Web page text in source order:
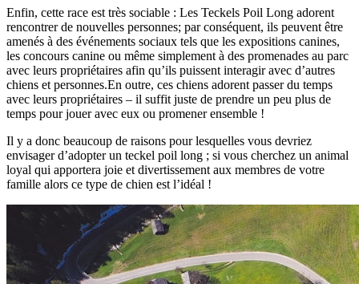
Enfin, cette race est très sociable : Les Teckels Poil Long adorent
rencontrer de nouvelles personnes; par conséquent, ils peuvent être
amenés à des événements sociaux tels que les expositions canines,
les concours canine ou même simplement à des promenades au parc
avec leurs propriétaires afin qu’ils puissent interagir avec d’autres
chiens et personnes.En outre, ces chiens adorent passer du temps
avec leurs propriétaires – il suffit juste de prendre un peu plus de
temps pour jouer avec eux ou promener ensemble !
Il y a donc beaucoup de raisons pour lesquelles vous devriez
envisager d’adopter un teckel poil long ; si vous cherchez un animal
loyal qui apportera joie et divertissement aux membres de votre
famille alors ce type de chien est l’idéal !